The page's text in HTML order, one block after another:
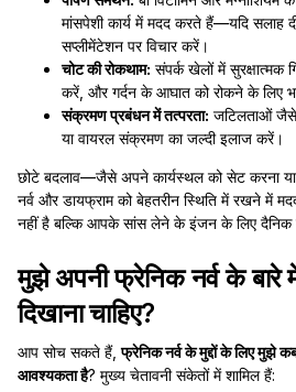
मांसपेशी कार्य में मदद करते हैं—यदि सलाह
सप्लीमेंटेशन पर विचार करें।
चोट की रोकथाम: संपर्क खेलों में सुरक्षात्मक
करें, और गर्दन के आघात को रोकने के लिए
संक्रमण प्रबंधन में तत्परता: जटिलताओं
या वायरल संक्रमण का जल्दी इलाज करें।
छोटे बदलाव—जैसे अपने कार्यस्थल को सेट करना
नर्व और डायफ्राम को बेहतरीन स्थिति में रखने में
नहीं है बल्कि आपके सांस लेने के इंजन के लिए दैनिक
मुझे अपनी फ्रेनिक नर्व के बारे
दिखाना चाहिए?
आप सोच सकते हैं,फ्रेनिक नर्व के मुद्दों के लिए मुझे
आवश्यकता है? मुख्य चेतावनी संकेतों में शामिल हैं: